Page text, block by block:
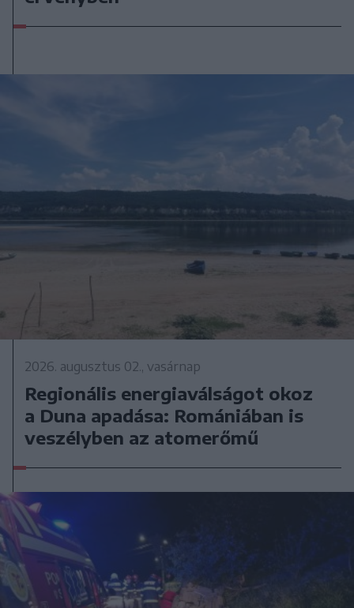
2026. augusztus 02., vasárnap
Regionális energiaválságot okoz
a Duna apadása: Romániában is
veszélyben az atomerőmű